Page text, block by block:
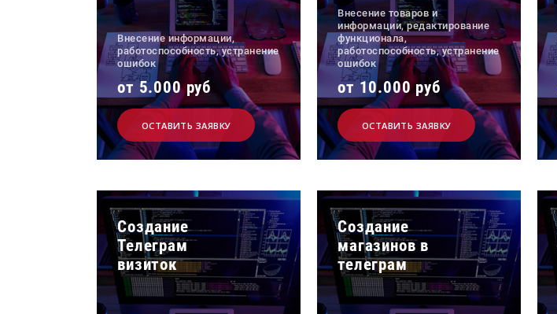
Внесение информации,
работоспособность, устранение
ошибок
от 5.000 руб
ОСТАВИТЬ ЗАЯВКУ
Внесение товаров и
информации, редактирование
функционала,
работоспособность, устранение
ошибок
от 10.000 руб
ОСТАВИТЬ ЗАЯВКУ
Создание
Телеграм
визиток
Создание
магазинов в
телеграм